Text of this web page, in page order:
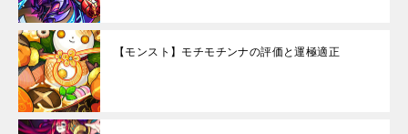
【モンスト】モチモチンナの評価と運極適正